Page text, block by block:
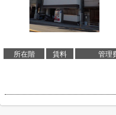
所在階 賃料 管理